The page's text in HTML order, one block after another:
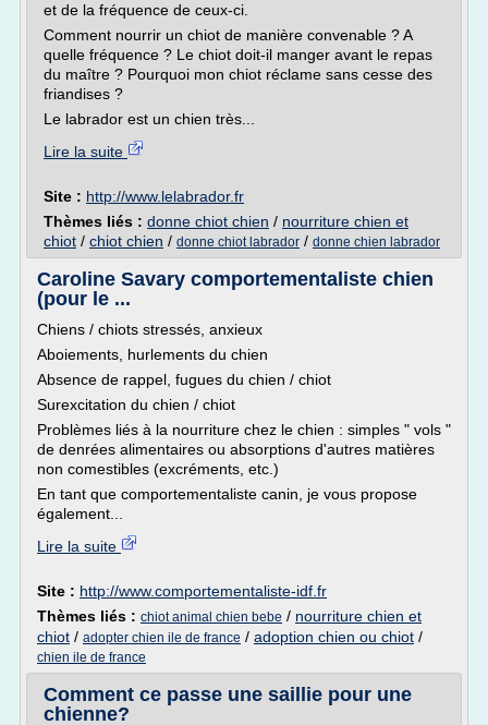
et de la fréquence de ceux-ci.
Comment nourrir un chiot de manière convenable ? A
quelle fréquence ? Le chiot doit-il manger avant le repas
du maître ? Pourquoi mon chiot réclame sans cesse des
friandises ?
Le labrador est un chien très...
Lire la suite
Site : http://www.lelabrador.fr
Thèmes liés : donne chiot chien / nourriture chien et
chiot / chiot chien / donne chiot labrador / donne chien labrador
Caroline Savary comportementaliste chien
(pour le ...
Chiens / chiots stressés, anxieux
Aboiements, hurlements du chien
Absence de rappel, fugues du chien / chiot
Surexcitation du chien / chiot
Problèmes liés à la nourriture chez le chien : simples " vols "
de denrées alimentaires ou absorptions d'autres matières
non comestibles (excréments, etc.)
En tant que comportementaliste canin, je vous propose
également...
Lire la suite
Site : http://www.comportementaliste-idf.fr
Thèmes liés : chiot animal chien bebe / nourriture chien et
chiot / adopter chien ile de france / adoption chien ou chiot /
chien ile de france
Comment ce passe une saillie pour une
chienne?